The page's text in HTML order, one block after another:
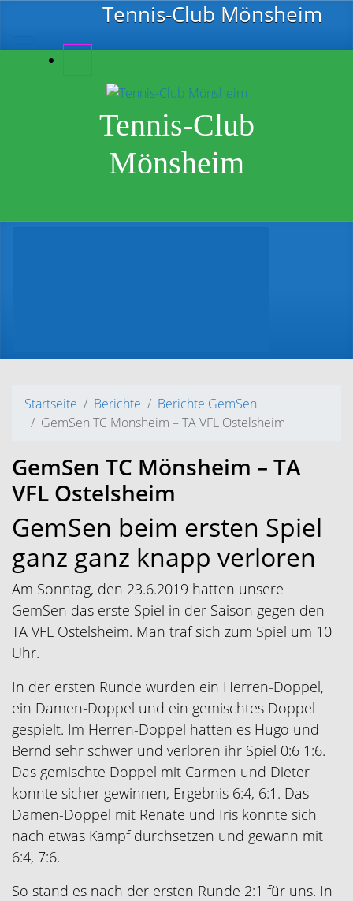
Zum Hauptinhalt springenTennis-Club Mönsheim
Tennis-Club
Mönsheim
Startseite Berichte
Berichte GemSen
GemSen TC Mönsheim – TA VFL Ostelsheim
GemSen TC Mönsheim – TA
VFL Ostelsheim
GemSen beim ersten Spiel
ganz ganz knapp verloren
Am Sonntag, den 23.6.2019 hatten unsere
GemSen das erste Spiel in der Saison gegen den
TA VFL Ostelsheim. Man traf sich zum Spiel um 10
Uhr.
In der ersten Runde wurden ein Herren-Doppel,
ein Damen-Doppel und ein gemischtes Doppel
gespielt. Im Herren-Doppel hatten es Hugo und
Bernd sehr schwer und verloren ihr Spiel 0:6 1:6.
Das gemischte Doppel mit Carmen und Dieter
konnte sicher gewinnen, Ergebnis 6:4, 6:1. Das
Damen-Doppel mit Renate und Iris konnte sich
nach etwas Kampf durchsetzen und gewann mit
6:4, 7:6.
So stand es nach der ersten Runde 2:1 für uns. In